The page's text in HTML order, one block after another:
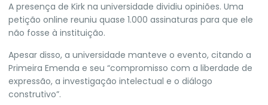
A presença de Kirk na universidade dividiu opiniões. Uma
petição online reuniu quase 1.000 assinaturas para que ele
não fosse à instituição.
Apesar disso, a universidade manteve o evento, citando a
Primeira Emenda e seu “compromisso com a liberdade de
expressão, a investigação intelectual e o diálogo
construtivo”.